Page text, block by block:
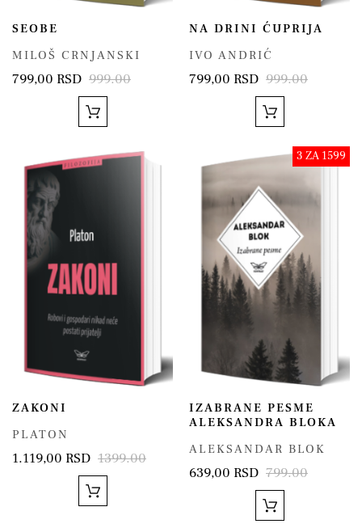
SEOBE
MILOŠ CRNJANSKI
799,00 RSD 999.00
NA DRINI ĆUPRIJA
IVO ANDRIĆ
799,00 RSD 999.00
ZAKONI
PLATON
1.119,00 RSD 1399.00
3 ZA 1599
IZABRANE PESME
ALEKSANDRA BLOKA
ALEKSANDAR BLOK
639,00 RSD 799.00